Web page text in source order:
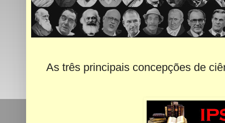
As três principais concepções de